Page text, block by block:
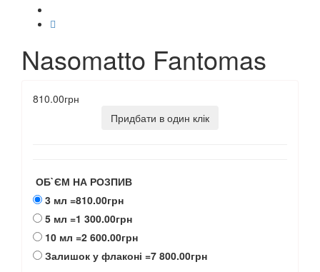
Nasomatto Fantomas
810.00грн
Придбати в один клік
ОБ`ЄМ НА РОЗПИВ
3 мл =810.00грн
5 мл =1 300.00грн
10 мл =2 600.00грн
Залишок у флаконі =7 800.00грн